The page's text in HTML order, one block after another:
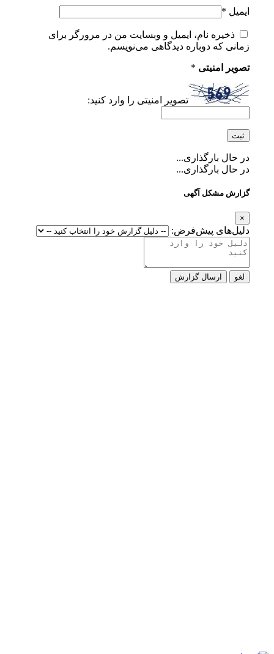
ایمیل *
ذخیره نام، ایمیل و وبسایت من در مرورگر برای
زمانی که دوباره دیدگاهی می‌نویسم.
تصویر امنیتی *
تصویر امنیتی را وارد کنید:
در حال بارگذاری...
در حال بارگذاری...
گزارش مشکل آگهی
×
دلیل‌های پیش‌فرض:
لغو ارسال گزارش